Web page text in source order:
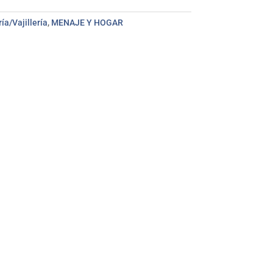
Vajillería, MENAJE Y HOGAR